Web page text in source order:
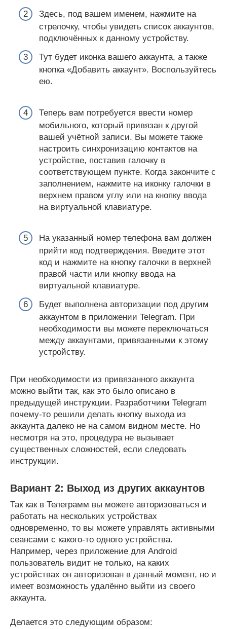
Здесь, под вашем именем, нажмите на
стрелочку, чтобы увидеть список аккаунтов,
подключённых к данному устройству.
Тут будет иконка вашего аккаунта, а также
кнопка «Добавить аккаунт». Воспользуйтесь
ею.
Теперь вам потребуется ввести номер
мобильного, который привязан к другой
вашей учётной записи. Вы можете также
настроить синхронизацию контактов на
устройстве, поставив галочку в
соответствующем пункте. Когда закончите с
заполнением, нажмите на иконку галочки в
верхнем правом углу или на кнопку ввода
на виртуальной клавиатуре.
На указанный номер телефона вам должен
прийти код подтверждения. Введите этот
код и нажмите на кнопку галочки в верхней
правой части или кнопку ввода на
виртуальной клавиатуре.
Будет выполнена авторизации под другим
аккаунтом в приложении Telegram. При
необходимости вы можете переключаться
между аккаунтами, привязанными к этому
устройству.
При необходимости из привязанного аккаунта
можно выйти так, как это было описано в
предыдущей инструкции. Разработчики Telegram
почему-то решили делать кнопку выхода из
аккаунта далеко не на самом видном месте. Но
несмотря на это, процедура не вызывает
существенных сложностей, если следовать
инструкции.
Вариант 2: Выход из других аккаунтов
Так как в Телеграмм вы можете авторизоваться и
работать на нескольких устройствах
одновременно, то вы можете управлять активными
сеансами с какого-то одного устройства.
Например, через приложение для Android
пользователь видит не только, на каких
устройствах он авторизован в данный момент, но и
имеет возможность удалённо выйти из своего
аккаунта.
Делается это следующим образом: